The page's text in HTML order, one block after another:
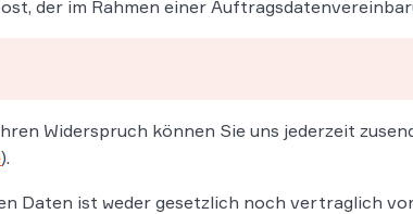
der im Rahmen einer
Widerspruch können Sie uns jederzeit
).
Daten ist weder gesetzlich noch vertraglich